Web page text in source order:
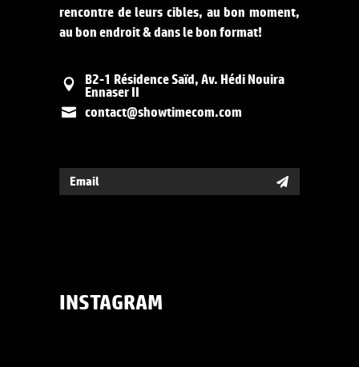
rencontre de leurs cibles, au bon moment,
au bon endroit & dans le bon format!
B2-1 Résidence Saïd, Av. Hédi Nouira
Ennaser II
contact@showtimecom.com
INSTAGRAM